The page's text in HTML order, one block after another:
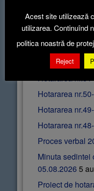
Articole recente
Hotararea
Hotararea
Hotararea
Hotararea
Hotararea
Proces verbal
Minuta sedintei
05.08.2026 5
Proiect de
Acest site utilizează
utilizarea. Continuînd
politica noastră de
Reject